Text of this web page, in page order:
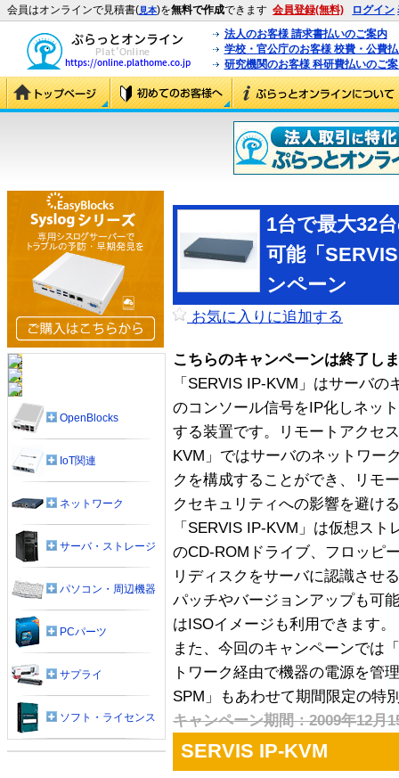
会員はオンラインで見積書(見本)を無料で作成できます 会員登録(無料) ログイン
法人のお客様 請求書払いのご案内
学校・官公庁のお客様 校費・公費
研究機関のお客様 科研費払いのご
1台で最大32
可能「
ンペーン
お気に入りに追加する
こちらのキャンペーンは終了し
「SERVIS IP-KVM」はサーバ
のコンソール信号をIP化しネッ
する装置です。リモートアクセ
KVM」ではサーバのネットワー
クを構成することができ、リモ
クセキュリティへの影響を避け
「SERVIS IP-KVM」は仮想ス
のCD-ROMドライブ、フロッピ
リディスクをサーバに認識させ
パッチやバージョンアップも可
はISOイメージも利用できます。
また、今回のキャンペーンでは
トワーク経由で機器の電源を管
SPM」もあわせて期間限定の特
キャンペーン期間：2009年12月
SERVIS IP-KVM
OpenBlocks
IoT関連
ネットワーク
サーバ・ストレージ
パソコン・周辺機器
PCパーツ
サプライ
ソフト・ライセンス